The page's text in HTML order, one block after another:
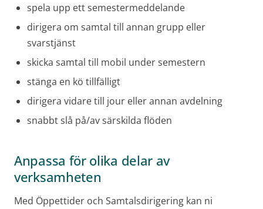
spela upp ett semestermeddelande
dirigera om samtal till annan grupp eller
svarstjänst
skicka samtal till mobil under semestern
stänga en kö tillfälligt
dirigera vidare till jour eller annan avdelning
snabbt slå på/av särskilda flöden
Anpassa för olika delar av
verksamheten
Med Öppettider och Samtalsdirigering kan ni